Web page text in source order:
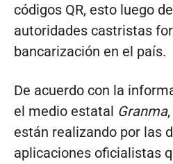
códigos QR, esto luego
autoridades castristas
bancarización en el país.
De acuerdo con la
el medio estatal Granma
están realizando por las
aplicaciones oficialistas